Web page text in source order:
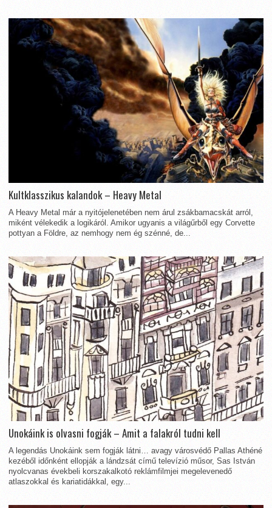
Kultklasszikus kalandok – Heavy Metal
A Heavy Metal már a nyitójelenetében nem árul zsákbamacskát arról,
miként vélekedik a logikáról. Amikor ugyanis a világűrből egy Corvette
pottyan a Földre, az nemhogy nem ég szénné, de...
Unokáink is olvasni fogják – Amit a falakról tudni kell
A legendás Unokáink sem fogják látni… avagy városvédő Pallas Athéné
kezéből időnként ellopják a lándzsát című televízió műsor, Sas István
nyolcvanas évekbeli korszakalkotó reklámfilmjei megelevenedő
atlaszokkal és kariatidákkal, egy...